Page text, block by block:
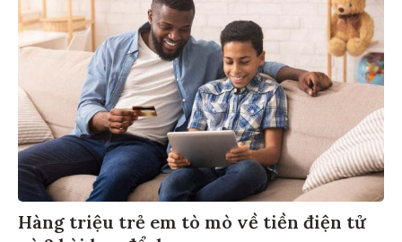
Hàng triệu trẻ em tò mò về tiền điện tử